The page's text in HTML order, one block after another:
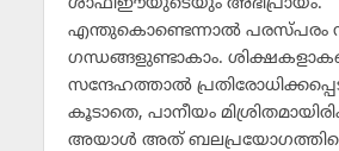
എന്തുകൊണ്ടെന്നാല്‍ പരസ്പരം
ഗന്ധങ്ങളുണ്ടാകാം.
സന്ദേഹത്താല്‍
കൂടാതെ, പാനീയം
അയാള്‍ അത്